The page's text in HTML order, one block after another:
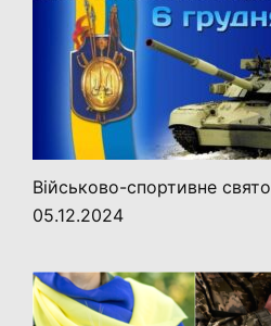
Військово-спортивне свято
05.12.2024